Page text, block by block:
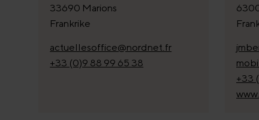
33690 Marions
Frankrike
actuellesoffice@nordnet.fr
+33 (0)9 88 99 65 38
+33